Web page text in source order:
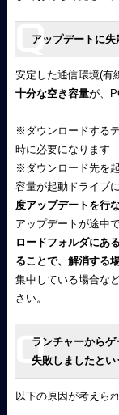
アップデートに失
安定した通信環境(有
十分な空き容量が、
※ダウンロードする
時に必要になります
※ダウンロード先を
容量が起動ドライブ
度アップデートを行
アップデートが途中
ロードフォルダにあ
ることで、解消する
集中している場合な
さい。
ランチャーから
失敗しましたとい
以下の原因が考えられ